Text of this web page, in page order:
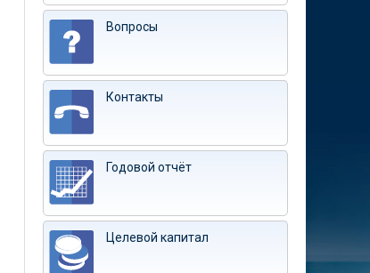
Вопросы
Контакты
Годовой отчёт
Целевой капитал